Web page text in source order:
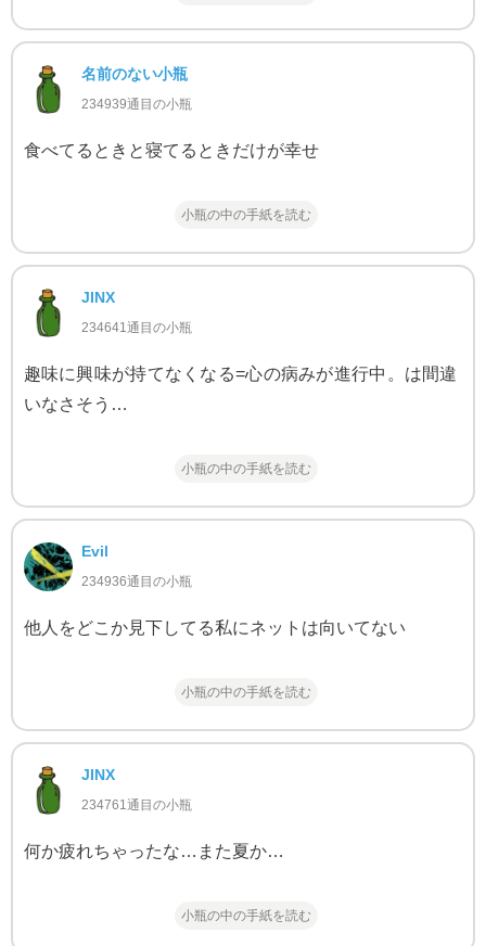
名前のない小瓶
234939通目の小瓶
食べてるときと寝てるときだけが幸せ
小瓶の中の手紙を読む
JINX
234641通目の小瓶
趣味に興味が持てなくなる=心の病みが進行中。は間違
いなさそう…
小瓶の中の手紙を読む
Evil
234936通目の小瓶
他人をどこか見下してる私にネットは向いてない
小瓶の中の手紙を読む
JINX
234761通目の小瓶
何か疲れちゃったな…また夏か…
小瓶の中の手紙を読む